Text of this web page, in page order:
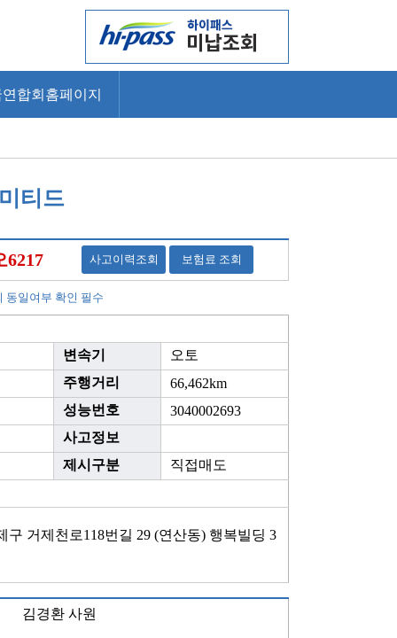
합회홈페이지
티드
6217 사고이력조회 보험료 조회
동일여부 확인 필수
변속기
오토
주행거리
66,462km
성능번호
3040002693
사고정보
제시구분
직접매도
구 거제천로118번길 29 (연산동) 행복빌딩 3
김경환 사원